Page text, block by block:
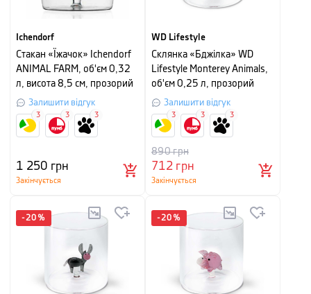
Ichendorf
Стакан «Їжачок» Ichendorf
ANIMAL FARM, об'єм 0,32
л, висота 8,5 см, прозорий
Залишити відгук
1 250 грн
Закінчується
3 3 3
WD Lifestyle
Склянка «Бджілка» WD
Lifestyle Monterey Animals,
об'єм 0,25 л, прозорий
Залишити відгук
712 грн
890грн
Закінчується
3 3 3
-20 % -20 %